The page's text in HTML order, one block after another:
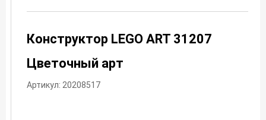
Конструктор LEGO ART 31207
Цветочный арт
Артикул: 20208517